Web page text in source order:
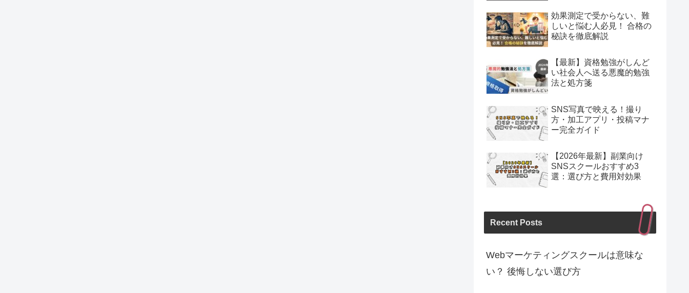
効果測定で受からない、難
しいと悩む人必見！ 合格の
秘訣を徹底解説
【最新】資格勉強がしんど
い社会人へ送る悪魔的勉強
法と処方箋
SNS写真で映える！撮り
方・加工アプリ・投稿マナ
ー完全ガイド
【2026年最新】副業向け
SNSスクールおすすめ3
選：選び方と費用対効果
Recent Posts
Webマーケティングスクールは意味な
い？ 後悔しない選び方